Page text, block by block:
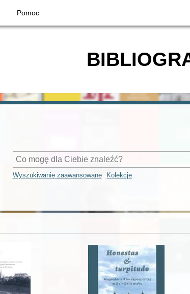
Pomoc
Wyszukiwanie zaawansowane Kolekcje